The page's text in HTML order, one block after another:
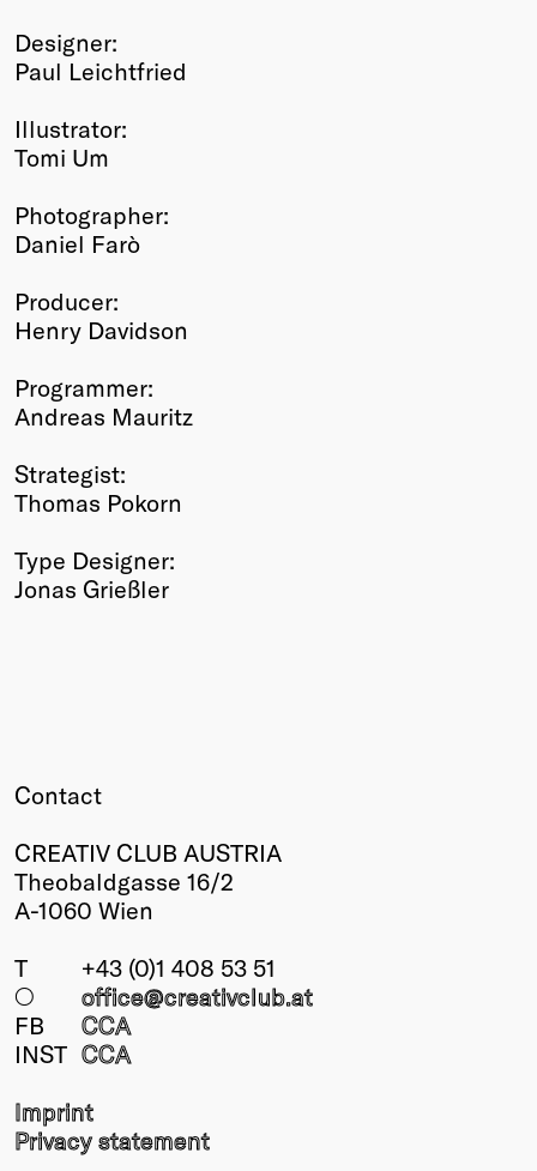
Designer:
Paul Leichtfried
Illustrator:
Tomi Um
Photographer:
Daniel Farò
Producer:
Henry Davidson
Programmer:
Andreas Mauritz
Strategist:
Thomas Pokorn
Type Designer:
Jonas Grießler
Contact
CREATIV CLUB AUSTRIA
Theobaldgasse 16/2
A-1060 Wien
T
+43 (0)1 408 53 51
○
office@creativclub.at
FB
CCA
INST CCA
Imprint
Privacy statement